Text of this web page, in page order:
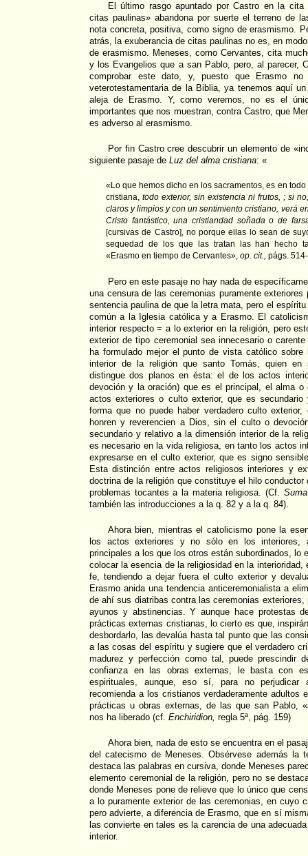
El último rasgo apuntado por Castro en la cita
citas paulinas» abandona por suerte el terreno de
nota concreta, positiva, como signo de erasmismo.
atrás, la exuberancia de citas paulinas no es, en
de erasmismo. Meneses, como Cervantes, cita
y los Evangelios que a san Pablo, pero, al parecer,
comprobar este dato, y, puesto que Erasmo
veterotestamentaria de la Biblia, ya tenemos aquí
aleja de Erasmo. Y, como veremos, no es el
importantes que nos muestran, contra Castro, que
es adverso al erasmismo.
Por fin Castro cree descubrir un elemento de
siguiente pasaje de Luz del alma cristiana: «
«Lo que hemos dicho en los sacramentos, es en
cristiana, todo exterior, sin existencia ni frutos, ; si
claros y limpios y con un sentimiento cristiano, verá
Cristo fantástico, una cristiandad soñada o de
[cursivas de Castro], no porque ellas lo sean de
sequedad de los que las tratan las han hecho
«Erasmo en tiempo de Cervantes», op. cit., págs.
Pero en este pasaje no hay nada de
una censura de las ceremonias puramente
sentencia paulina de que la letra mata, pero el
común a la Iglesia católica y a Erasmo. El
interior respecto = a lo exterior en la religión, pero
exterior de tipo ceremonial sea innecesario o
ha formulado mejor el punto de vista católico
interior de la religión que santo Tomás, quien en
distingue dos planos en ésta: el de los actos
devoción y la oración) que es el principal, el alma
actos exteriores o culto exterior, que es
forma que no puede haber verdadero culto
honren y reverencien a Dios, sin el culto o
secundario y relativo a la dimensión interior de la
es necesario en la vida religiosa, en tanto los actos
expresarse en el culto exterior, que es signo
Esta distinción entre actos religiosos interiores y
doctrina de la religión que constituye el hilo
problemas tocantes a la materia religiosa. (Cf.
también las introducciones a la q. 82 y a la q. 84).
Ahora bien, mientras el catolicismo pone la
los actos exteriores y no sólo en los interiores,
principales a los que los otros están subordinados, lo
colocar la esencia de la religiosidad en la interioridad,
fe, tendiendo a dejar fuera el culto exterior y
Erasmo anida una tendencia anticeremonialista a
de ahí sus diatribas contra las ceremonias exteriores,
ayunos y abstinencias. Y aunque hace protestas
prácticas externas cristianas, lo cierto es que,
desbordarlo, las devalúa hasta tal punto que las
a las cosas del espíritu y sugiere que el verdadero
madurez y perfección como tal, puede prescindir
confianza en las obras externas, le basta con
espirituales, aunque, eso sí, para no perjudicar
recomienda a los cristianos verdaderamente adultos
prácticas u obras externas, de las que san Pablo,
nos ha liberado (cf. Enchiridion, regla 5ª, pág. 159)
Ahora bien, nada de esto se encuentra en el
del catecismo de Meneses. Obsérvese además la
destaca las palabras en cursiva, donde Meneses
elemento ceremonial de la religión, pero no se
donde Meneses pone de relieve que lo único que
a lo puramente exterior de las ceremonias, en cuyo
pero advierte, a diferencia de Erasmo, que en sí
las convierte en tales es la carencia de una
interior.